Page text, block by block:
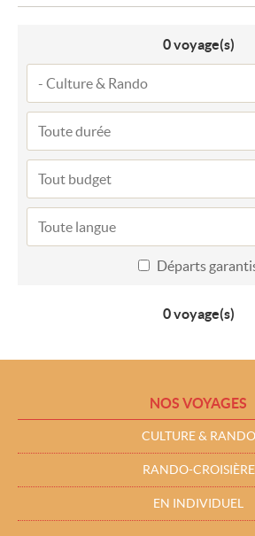
0voyage(s)
Départs
0 voyage(s)
NOS VOYAGES
CULTURE & RANDO
RANDO-CROISIÈRE
EN INDIVIDUEL